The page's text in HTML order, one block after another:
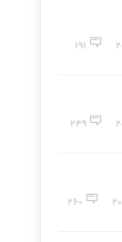
191
249
260